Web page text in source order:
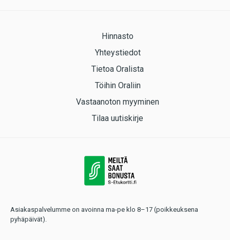
Hinnasto
Yhteystiedot
Tietoa Oralista
Töihin Oraliin
Vastaanoton myyminen
Tilaa uutiskirje
Asiakaspalvelumme on avoinna ma-pe klo 8–17 (poikkeuksena
pyhäpäivät).